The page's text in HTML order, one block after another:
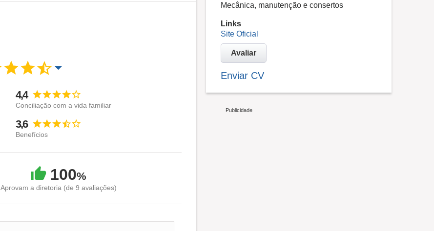
4,4
Conciliação com a vida familiar
3,6
Benefícios
100%
Aprovam a diretoria (de 9 avaliações)
Mecânica, manutenção e consertos
Links
Site Oficial
Avaliar
Enviar CV